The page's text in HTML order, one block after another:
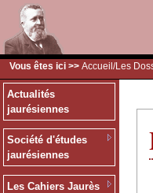
Vous êtes ici >> Accueil /Les
Actualités
jaurésiennes
Société d'études
jaurésiennes
Les Cahiers Jaurès